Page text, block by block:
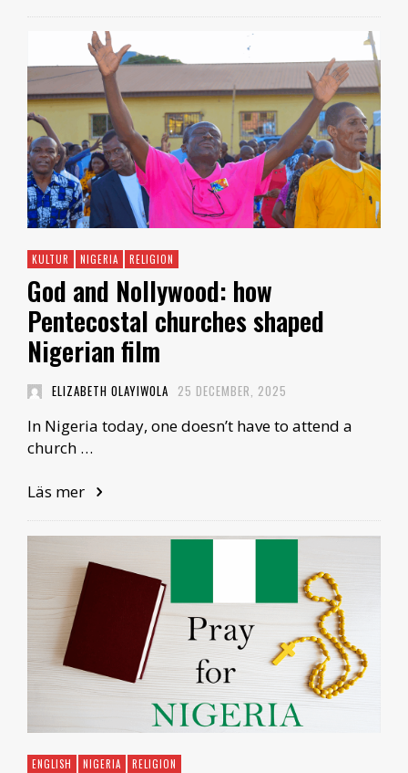
KULTUR NIGERIA RELIGION
God and Nollywood: how
Pentecostal churches shaped
Nigerian film
ELIZABETH OLAYIWOLA 25 DECEMBER, 2025
In Nigeria today, one doesn’t have to attend a
church …
Läs mer
ENGLISH NIGERIA RELIGION